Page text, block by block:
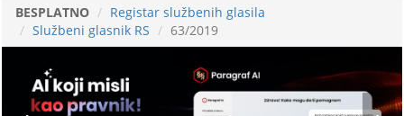
BESPLATNO
Registar službenih glasila
Službeni glasnik RS
63/2019